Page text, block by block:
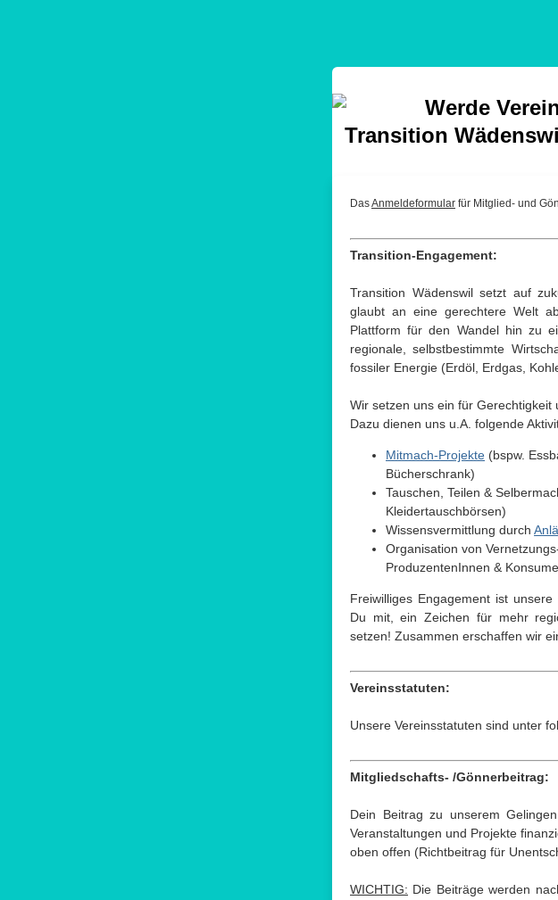
Werde
Transition
DasAnmeldeformular für Mitglied- und
Transition-Engagement:
Transition Wädenswil setzt auf
glaubt an eine gerechtere Welt
Plattform für den Wandel hin zu
regionale, selbstbestimmte
fossiler Energie (Erdöl, Erdgas,
Wir setzen uns ein für Gerechtigkeit
Dazu dienen uns u.A. folgende
Mitmach-Projekte (bspw.
Bücherschrank)
Tauschen, Teilen &
Kleidertauschbörsen)
Wissensvermittlung durch
Organisation von
ProduzentenInnen &
Freiwilliges Engagement ist
Du mit, ein Zeichen für mehr
setzen! Zusammen erschaffen wir
Vereinsstatuten:
Unsere Vereinsstatuten sind unter
Mitgliedschafts- /Gönnerbeitrag:
Dein Beitrag zu unserem
Veranstaltungen und Projekte
oben offen (Richtbeitrag für
WICHTIG: Die Beiträge werden